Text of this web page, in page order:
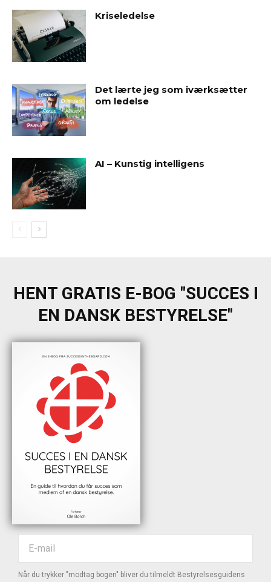
Kriseledelse
Det lærte jeg som iværksætter
om ledelse
AI – Kunstig intelligens
HENT GRATIS E-BOG "SUCCES I
EN DANSK BESTYRELSE"
Når du trykker "modtag bogen" bliver du tilmeldt Bestyrelsesguidens